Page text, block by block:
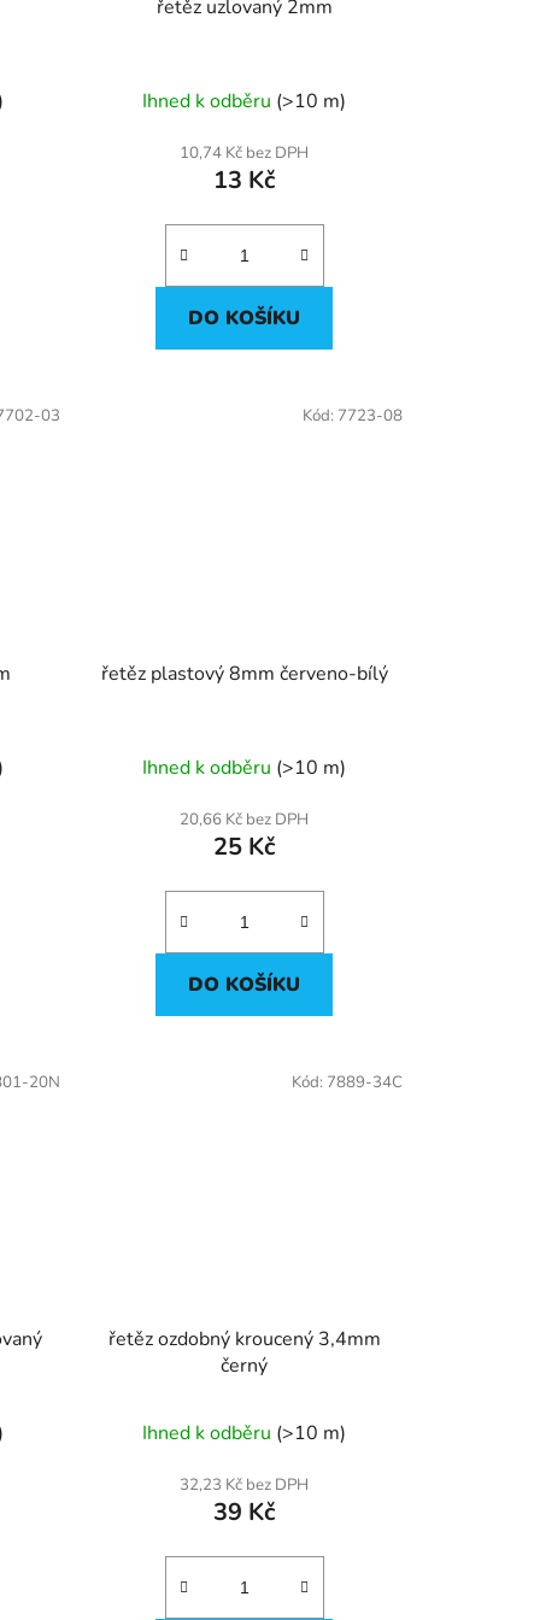
řetěz uzlovaný 2mm
Ihned k odběru (>10 m)
10,74 Kč bez DPH
13 Kč
DO KOŠÍKU
03
řetěz plastový 8mm červeno-bílý
Ihned k odběru (>10 m)
20,66 Kč bez DPH
25 Kč
DO KOŠÍKU
Kód: 7723-08
20N
řetěz ozdobný kroucený 3,4mm
černý
Ihned k odběru (>10 m)
32,23 Kč bez DPH
39 Kč
Kód: 7889-34C